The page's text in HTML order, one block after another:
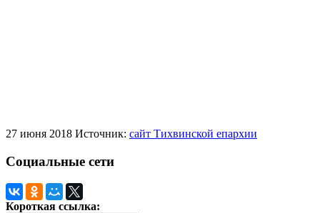
27 июня 2018 Источник: сайт Тихвинской епархии
Социальные сети
Короткая ссылка: